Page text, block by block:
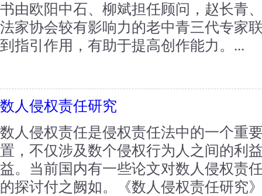
书由欧阳中石、柳斌担任顾问，赵长青
法家协会较有影响力的老中青三代专家
到指引作用，有助于提高创作能力。...
数人侵权责任研究
数人侵权责任是侵权责任法中的一个重
置，不仅涉及数个侵权行为人之间的利
益。当前国内有一些论文对数人侵权责
的探讨付之阙如。《数人侵权责任研究